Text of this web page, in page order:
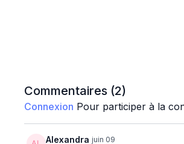
Commentaires (2)
Connexion Pour participer à la
Alexandra juin 09